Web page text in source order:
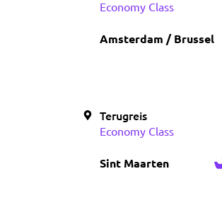
Economy Class
Amsterdam / Brussel
Terugreis
Economy Class
Sint Maarten